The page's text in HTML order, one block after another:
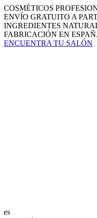
COSMÉTICOS
ENVÍO GRATUITO A
INGREDIENTES
FABRICACIÓN EN
ENCUENTRA TU SALÓN
es